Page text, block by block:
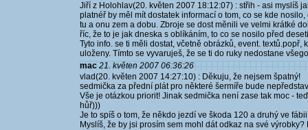
Jiří z Holohlav(20. květen 2007 18:12:07) : střih - asi myslíš
platnéř by měl mít dostatek informací o tom, co se kde
tu a onu zem a dobu. Zbroje se dost měnili ve velmi krátké
říc, že to je jak dneska s oblíkáním, to co se nosilo před
Tyto info. se ti měli dostat, včetně obrázků, event.
uloženy. Tímto se vyvaruješ, že se ti do ruky nedostane
mac 21. květen 2007 06:36:26
vlad(20. květen 2007 14:27:10) : Děkuju, že nejsem špatný!
sedmička za přední plát pro některé šermíře bude
Vše je otázkou priorit! Jinak sedmička není zase tak moc -
hůř)))
Je to spíš o tom, že někdo jezdí ve škoda 120 a druhý ve
Myslíš, že by jsi prosím sem mohl dát odkaz na své